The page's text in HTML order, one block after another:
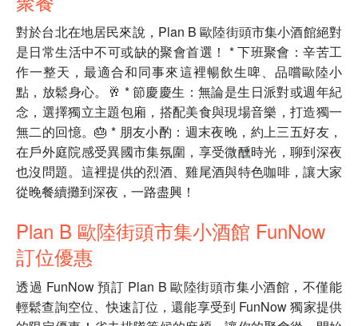
對於台北在地居民來說，Plan B 歐陸街頭市集小酒館絕對
是日常生活中不可或缺的聚會首選！ * 下班聚會：辛苦工
作一整天，最適合和同事來這裡暢飲生啤、品嚐歐陸小
點，放鬆身心。🥂 * 節慶慶生：無論是生日派對或週年紀
念，選擇獨立主題包廂，搭配美食與現場音樂，打造獨一
無二的回憶。🎂 * 朋友小酌：週末夜晚，約上三五好友，
在戶外庭院感受異國市集氛圍，享受微醺時光，聊到深夜
也沒問題。這裡提供的烈酒、雞尾酒與特色咖啡，讓大家
從晚餐續攤到深夜，一路盡興！
Plan B 歐陸街頭市集小酒館 FunNow
訂位優惠
透過 FunNow 預訂 Plan B 歐陸街頭市集小酒館，不僅能
輕鬆查詢空位、快速訂位，還能享受到 FunNow 獨家提供